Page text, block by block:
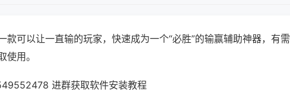
款可以让一直输的玩家，快速成为一个“必胜”的输赢辅助神器，有需
用。
进群获取软件安装教程